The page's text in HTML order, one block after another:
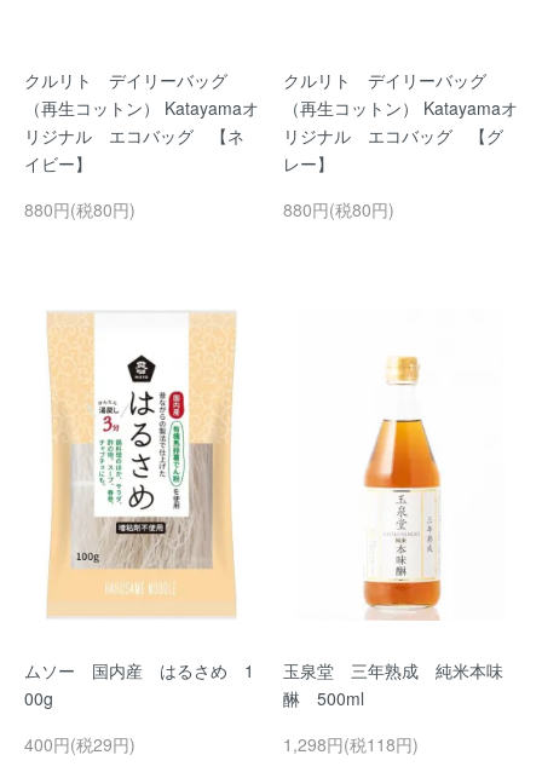
クルリト デイリーバッグ
（再生コットン） Katayamaオ
リジナル エコバッグ 【ネ
イビー】
880円(税80円)
クルリト デイリーバッグ
（再生コットン） Katayamaオ
リジナル エコバッグ 【グ
レー】
880円(税80円)
ムソー 国内産 はるさめ 1
00g
400円(税29円)
玉泉堂 三年熟成 純米本味
醂 500ml
1,298円(税118円)